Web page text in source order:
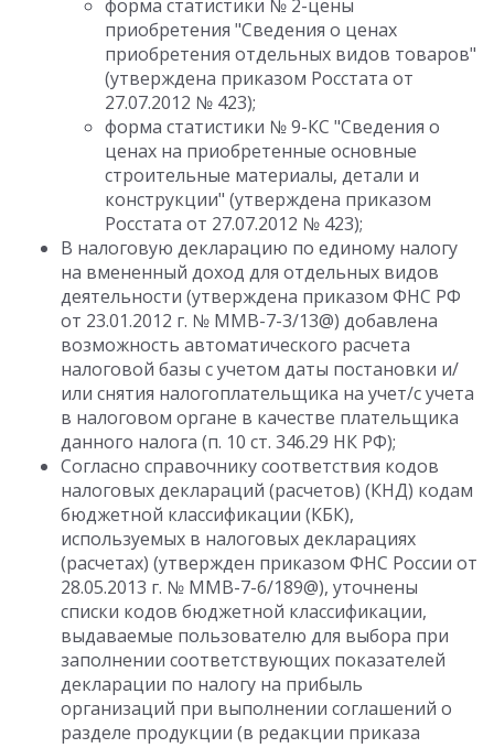
форма статистики № 2-цены
приобретения "Сведения о ценах
приобретения отдельных видов товаров"
(утверждена приказом Росстата от
27.07.2012 № 423);
форма статистики № 9-КС "Сведения о
ценах на приобретенные основные
строительные материалы, детали и
конструкции" (утверждена приказом
Росстата от 27.07.2012 № 423);
В налоговую декларацию по единому налогу
на вмененный доход для отдельных видов
деятельности (утверждена приказом ФНС РФ
от 23.01.2012 г. № ММВ-7-3/13@) добавлена
возможность автоматического расчета
налоговой базы с учетом даты постановки и/
или снятия налогоплательщика на учет/с учета
в налоговом органе в качестве плательщика
данного налога (п. 10 ст. 346.29 НК РФ);
Согласно справочнику соответствия кодов
налоговых деклараций (расчетов) (КНД) кодам
бюджетной классификации (КБК),
используемых в налоговых декларациях
(расчетах) (утвержден приказом ФНС России от
28.05.2013 г. № ММВ-7-6/189@), уточнены
списки кодов бюджетной классификации,
выдаваемые пользователю для выбора при
заполнении соответствующих показателей
декларации по налогу на прибыль
организаций при выполнении соглашений о
разделе продукции (в редакции приказа